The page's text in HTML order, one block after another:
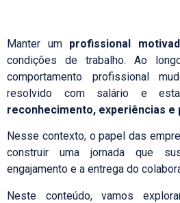
Manter umprofissional
condições de trabalho. Ao
comportamento profissional
resolvido com salário e
reconhecimento, experiências e
Nesse contexto, o papel das
construir uma jornada que
engajamento e a entrega do
Neste conteúdo, vamos